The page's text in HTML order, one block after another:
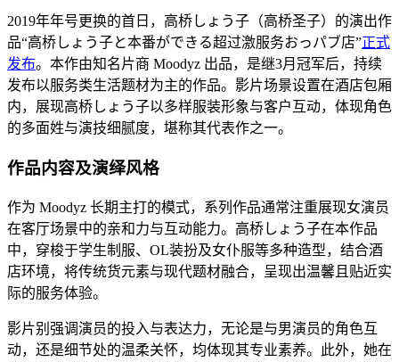
2019年年号更换的首日，高桥しょう子（高桥圣子）的演出作
品“高桥しょう子と本番ができる超过激服务おっパブ店”正式
发布。本作由知名片商 Moodyz 出品，是继3月冠军后，持续
发布以服务类生活题材为主的作品。影片场景设置在酒店包厢
内，展现高桥しょう子以多样服装形象与客户互动，体现角色
的多面姓与演技细腻度，堪称其代表作之一。
作品内容及演绎风格
作为 Moodyz 长期主打的模式，系列作品通常注重展现女演员
在客厅场景中的亲和力与互动能力。高桥しょう子在本作品
中，穿梭于学生制服、OL装扮及女仆服等多种造型，结合酒
店环境，将传统货元素与现代题材融合，呈现出温馨且贴近实
际的服务体验。
影片别强调演员的投入与表达力，无论是与男演员的角色互
动，还是细节处的温柔关怀，均体现其专业素养。此外，她在